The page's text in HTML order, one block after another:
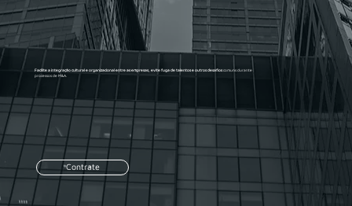
Facilite a integração cultural e organizacional entre as empresas, evite fuga de talentos e outros desafioscomuns durante
processos de M&A.
Contrate